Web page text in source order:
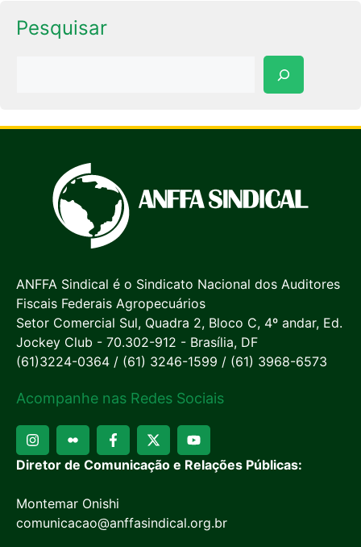
Pesquisar
ANFFA Sindical é o Sindicato Nacional dos Auditores
Fiscais Federais Agropecuários
Setor Comercial Sul, Quadra 2, Bloco C, 4º andar, Ed.
Jockey Club - 70.302-912 - Brasília, DF
(61)3224-0364 / (61) 3246-1599 / (61) 3968-6573
Acompanhe nas Redes Sociais
Diretor de Comunicação e Relações Públicas:
Montemar Onishi
comunicacao@anffasindical.org.br